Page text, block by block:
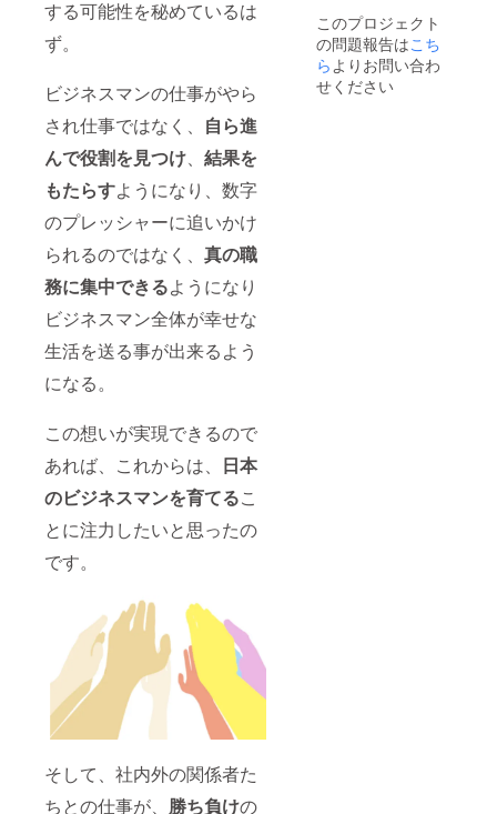
する可能性を秘めているは
ず。
ビジネスマンの仕事がやら
され仕事ではなく、 自ら進
んで役割を見つけ、 結果を
もたらすようになり、数字
のプレッシャーに追いかけ
られるのではなく、 真の職
務に集中できるようになり
ビジネスマン全体が幸せな
生活を送る事が出来るよう
になる。
この想いが実現できるので
あれば、これからは、 日本
のビジネスマンを育てるこ
とに注力したいと思ったの
です。
そして、社内外の関係者た
ちとの仕事が、 勝ち負けの
2001年に販
このプロジェクト
の問題報告はこち
らよりお問い合わ
せください